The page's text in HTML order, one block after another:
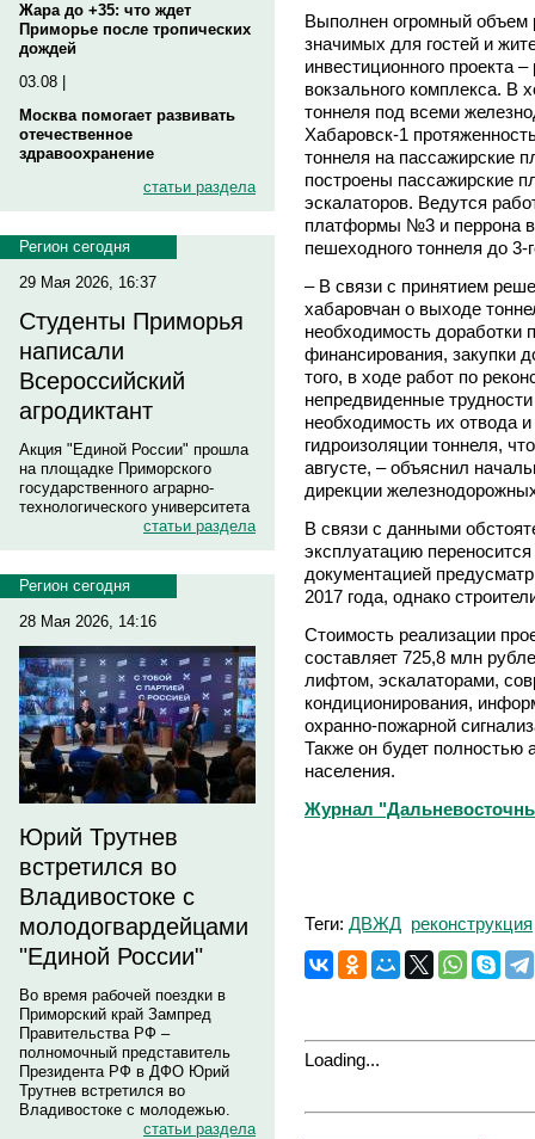
Жара до +35: что ждет
Приморье после тропических
дождей
03.08 |
Москва помогает развивать
отечественное
здравоохранение
статьи раздела
Регион сегодня
29 Мая 2026, 16:37
Студенты Приморья
написали
Всероссийский
агродиктант
Акция "Единой России" прошла
на площадке Приморского
государственного аграрно-
технологического университета
статьи раздела
Регион сегодня
28 Мая 2026, 14:16
Юрий Трутнев
встретился во
Владивостоке с
молодогвардейцами
"Единой России"
Во время рабочей поездки в
Приморский край Зампред
Правительства РФ –
полномочный представитель
Президента РФ в ДФО Юрий
Трутнев встретился во
Владивостоке с молодежью.
статьи раздела
Выполнен огромный объем
значимых для гостей и
инвестиционного проекта
вокзального комплекса. В
тоннеля под всеми
Хабаровск-1
тоннеля на пассажирские
построены пассажирские
эскалаторов. Ведутся
платформы №3 и перрона
пешеходного тоннеля до 3-
– В связи с принятием
хабаровчан о выходе
необходимость доработки
финансирования, закупки
того, в ходе работ по
непредвиденные
необходимость их отвода
гидроизоляции тоннеля,
августе, – объяснил
дирекции
В связи с данными
эксплуатацию
документацией
2017 года, однако
Стоимость реализации
составляет 725,8 млн
лифтом, эскалаторами,
кондиционирования,
охранно-пожарной
Также он будет полностью
населения.
Журнал
Теги: ДВЖД реконструкция
Loading...